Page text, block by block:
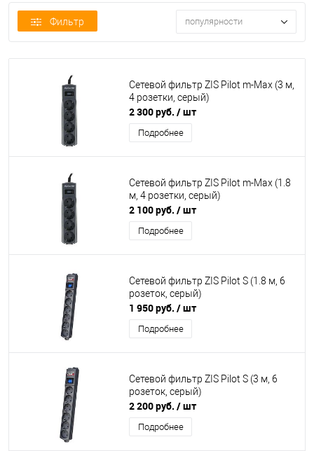
Фильтр популярности
Сетевой фильтр ZIS Pilot m-Max (3 м,
4 розетки, серый)
2 300 руб. / шт
Подробнее
Сетевой фильтр ZIS Pilot m-Max (1.8
м, 4 розетки, серый)
2 100 руб. / шт
Подробнее
Сетевой фильтр ZIS Pilot S (1.8 м, 6
розеток, серый)
1 950 руб. / шт
Подробнее
Сетевой фильтр ZIS Pilot S (3 м, 6
розеток, серый)
2 200 руб. / шт
Подробнее